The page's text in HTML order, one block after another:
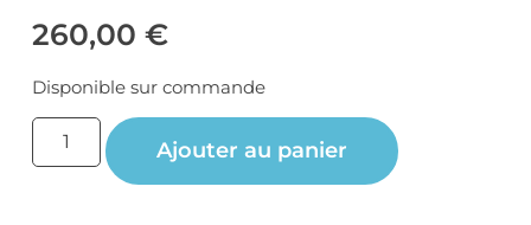
260,00 €
Disponible sur commande
Ajouter au panier